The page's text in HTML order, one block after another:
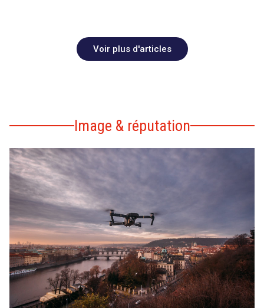
Voir plus d'articles
Image & réputation